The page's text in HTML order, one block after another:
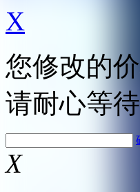
X
您修改的
请耐心等待
X